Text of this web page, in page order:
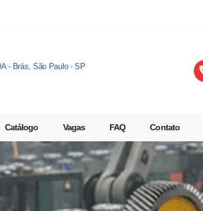
- Brás, São Paulo - SP
Catálogo Vagas FAQ Contato